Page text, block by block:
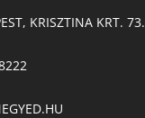
KRISZTINA KRT. 73.